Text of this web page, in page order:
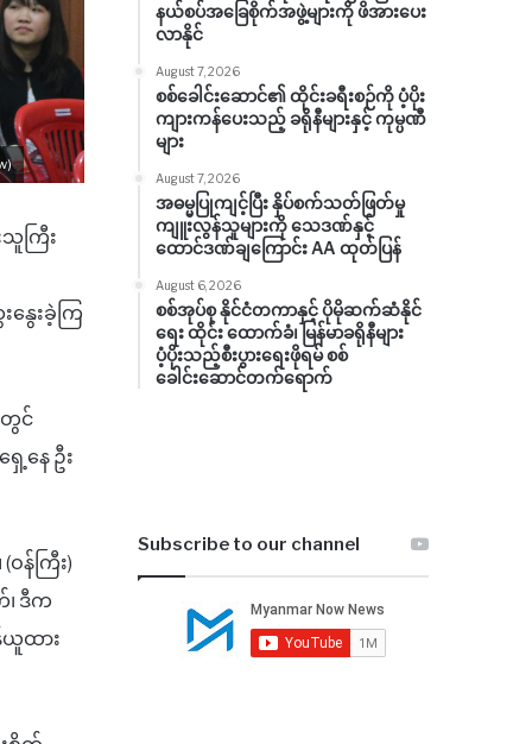
သူကြီး
နွေးခဲ့ကြ
တွင်
နေ ဦး
န်ကြီး)
ဒီက
ထား
နယ်စပ်အခြေစိုက်အဖွဲ့များကို ဖိအားပေး
လာနိုင်
August 7, 2026
စစ်ခေါင်းဆောင်၏ ထိုင်းခရီးစဉ်ကို ပံ့ပိုး
ကျားကန်ပေးသည့် ခရိုနီများနှင့် ကုမ္ပဏီ
များ
August 7, 2026
အဓမ္မပြုကျင့်ပြီး နှိပ်စက်သတ်ဖြတ်မှု
ကျူးလွန်သူများကို သေဒဏ်နှင့်
ထောင်ဒဏ်ချကြောင်း AA ထုတ်ပြန်
August 6, 2026
စစ်အုပ်စု နိုင်ငံတကာနှင့် ပိုမိုဆက်ဆံနိုင်
ရေး ထိုင်း ထောက်ခံ၊ မြန်မာခရိုနီများ
ပံ့ပိုးသည့်စီးပွားရေးဖိုရမ် စစ်
ခေါင်းဆောင်တက်ရောက်
Subscribe to our channel